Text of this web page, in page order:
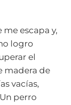
escapa y,
logro
el
madera de
vacías,
perro